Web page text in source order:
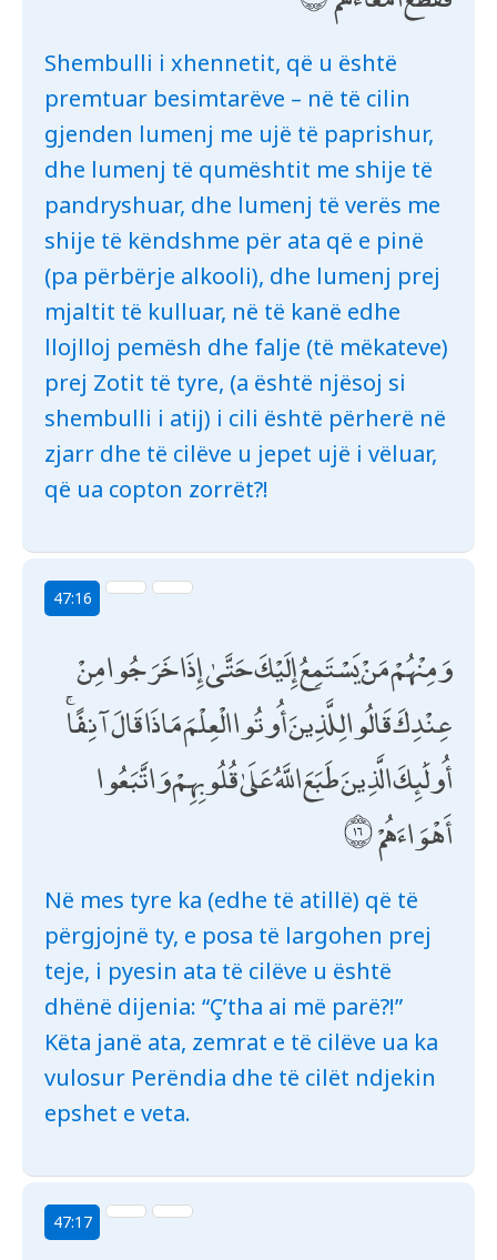
Shembulli i xhennetit, që u është
premtuar besimtarëve – në të cilin
gjenden lumenj me ujë të paprishur,
dhe lumenj të qumështit me shije të
pandryshuar, dhe lumenj të verës me
shije të këndshme për ata që e pinë
(pa përbërje alkooli), dhe lumenj prej
mjaltit të kulluar, në të kanë edhe
llojlloj pemësh dhe falje (të mëkateve)
prej Zotit të tyre, (a është njësoj si
shembulli i atij) i cili është përherë në
zjarr dhe të cilëve u jepet ujë i vëluar,
që ua copton zorrët?!
47:16
وَمِنْهُمْ مَنْ يَسْتَمِعُ إِلَيْكَ حَتَّىٰ إِذَا خَرَجُوا مِنْ
عِنْدِكَ قَالُوا لِلَّذِينَ أُوتُوا الْعِلْمَ مَاذَا قَالَ آنِفًا ۚ
أُولَٰئِكَ الَّذِينَ طَبَعَ اللَّهُ عَلَىٰ قُلُوبِهِمْ وَاتَّبَعُوا
أَهْوَاءَهُمْ
Në mes tyre ka (edhe të atillë) që të
përgjojnë ty, e posa të largohen prej
teje, i pyesin ata të cilëve u është
dhënë dijenia: “Ç’tha ai më parë?!”
Këta janë ata, zemrat e të cilëve ua ka
vulosur Perëndia dhe të cilët ndjekin
epshet e veta.
47:17